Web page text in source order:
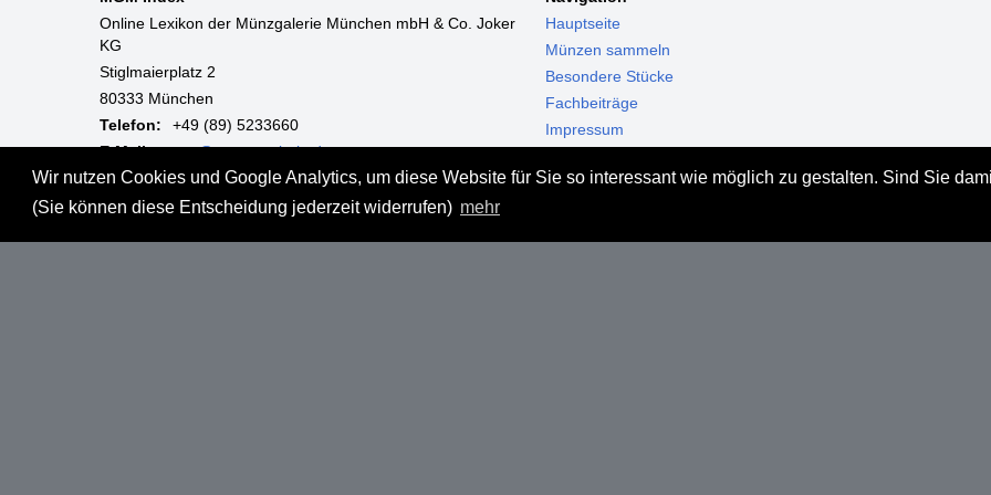
Wir nutzen Cookies und Google Analytics, um diese Website für Sie so interessant wie möglich zu gestalten. Sind Sie
(Sie können diese Entscheidung jederzeit widerrufen) mehr
Online Lexikon der Münzgalerie München mbH & Co. Joker
KG
Stiglmaierplatz 2
80333 München
Telefon:
+49 (89) 5233660
E-Mail:
mgm@muenzgalerie.de
Mo-Fr:
9:00 - 18:00 Uhr
Hauptseite
Münzen sammeln
Besondere Stücke
Fachbeiträge
Impressum
Haftungsausschluss